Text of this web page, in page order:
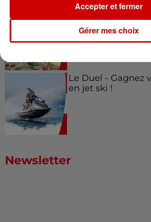
Alouette vous
Futuroscope
Le Duel - Gagnez
en jet ski !
Newsletter
Gérer mes choix
Accepter et fermer